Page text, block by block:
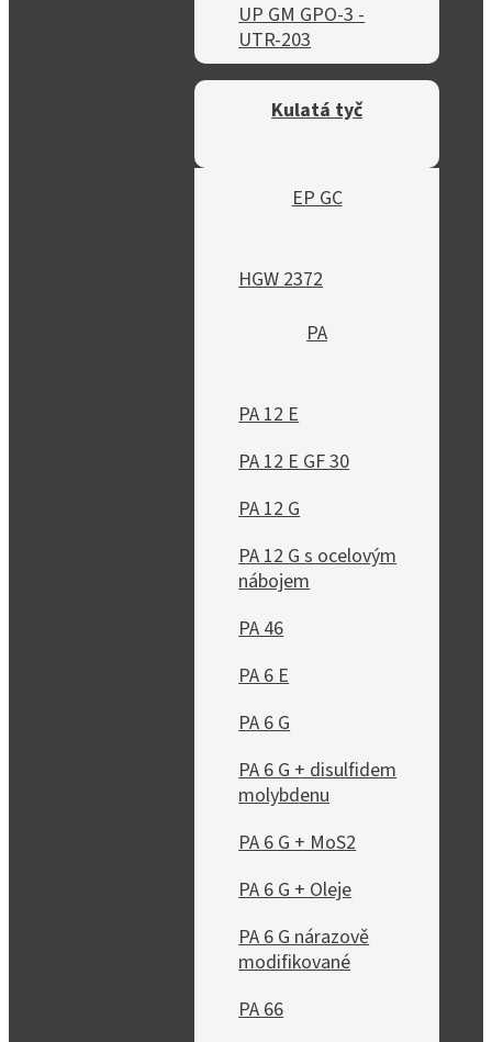
UP GM GPO-3 -
UTR-203
Kulatá tyč
EP GC
HGW 2372
PA
PA 12 E
PA 12 E GF 30
PA 12 G
PA 12 G s ocelovým
nábojem
PA 46
PA 6 E
PA 6 G
PA 6 G + disulfidem
molybdenu
PA 6 G + MoS2
PA 6 G + Oleje
PA 6 G nárazově
modifikované
PA 66